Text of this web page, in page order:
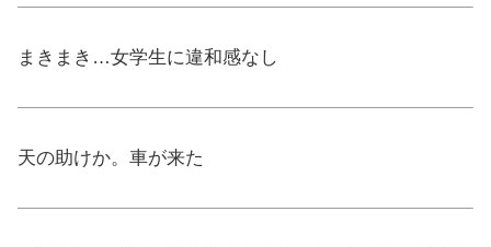
まきまき…女学生に違和感なし
天の助けか。車が来た